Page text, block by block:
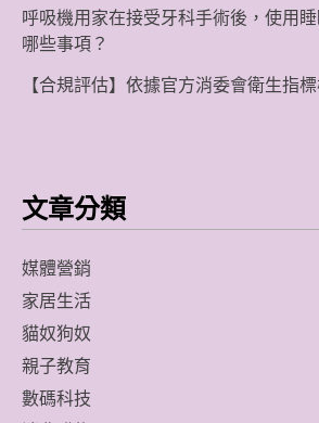
呼吸機用家在接受牙科手術後，使用
哪些事項？
【合規評估】依據官方消委會衛生指
文章分類
媒體營銷
家居生活
貓奴狗奴
親子教育
數碼科技